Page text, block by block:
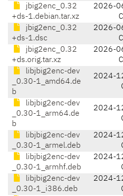
jbig2enc_0.32
+ds-1.debian.tar.xz
2026-
jbig2enc_0.32
+ds-1.dsc
2026-
jbig2enc_0.32
+ds.orig.tar.xz
2026-
libjbig2enc-dev
_0.30-1_amd64.de
b
2024-
libjbig2enc-dev
_0.30-1_arm64.de
b
2024-
libjbig2enc-dev
_0.30-1_armel.deb
2024-
libjbig2enc-dev
_0.30-1_armhf.deb
2024-
libjbig2enc-dev
_0.30-1_i386.deb
2024-